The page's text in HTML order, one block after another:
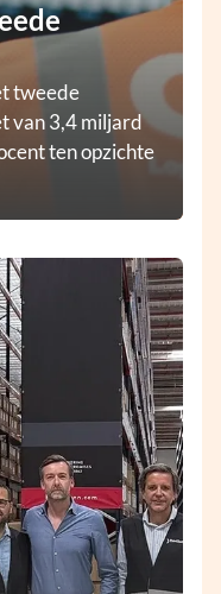
tweede
van 3,4 miljard
ten opzichte